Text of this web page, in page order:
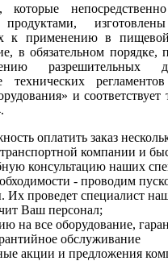
которые
к применению в
в обязательном порядке,
разрешительных
технических
и
оплатить заказ
компании и
консультацию наших
- проводим
Их проведет специалист
Ваш персонал;
на все оборудование,
обслуживание
акции и предложения